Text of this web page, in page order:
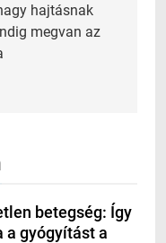
hajtásnak
megvan az
betegség: Így
gyógyítást a